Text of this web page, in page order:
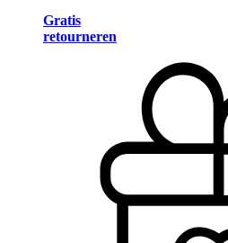
Gratis
retourneren